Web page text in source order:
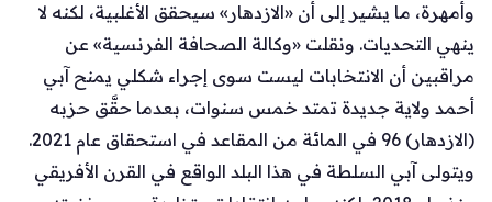
وأمهرة، ما يشير إلى أن «الازدهار» سيحقق الأغلبية، لكنه لا
ينهي التحديات. ونقلت «وكالة الصحافة الفرنسية» عن
مراقبين أن الانتخابات ليست سوى إجراء شكلي يمنح آبي
أحمد ولاية جديدة تمتد خمس سنوات، بعدما حقَّق حزبه
(الازدهار) 96 في المائة من المقاعد في استحقاق عام 2021.
ويتولى آبي السلطة في هذا البلد الواقع في القرن الأفريقي